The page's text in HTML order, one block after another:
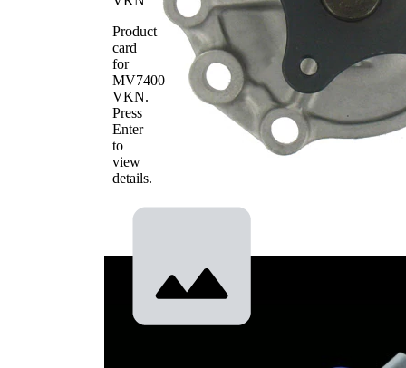
Product
card
for
MV7400
VKN.
Press
Enter
to
view
details.